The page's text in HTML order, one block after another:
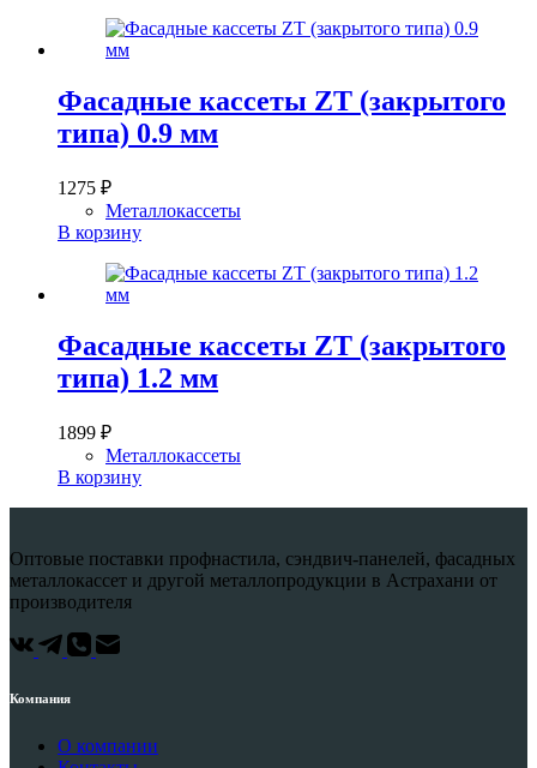
Фасадные кассеты ZT (закрытого
типа) 0.9 мм
1275 ₽
Металлокассеты
В корзину
Фасадные кассеты ZT (закрытого
типа) 1.2 мм
1899 ₽
Металлокассеты
В корзину
Оптовые поставки профнастила, сэндвич-панелей, фасадных
металлокассет и другой металлопродукции в Астрахани от
производителя
Компания
О компании